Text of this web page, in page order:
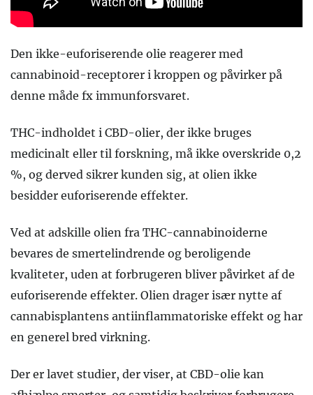
Den ikke-euforiserende olie reagerer med
cannabinoid-receptorer i kroppen og påvirker på
denne måde fx immunforsvaret.
THC-indholdet i CBD-olier, der ikke bruges
medicinalt eller til forskning, må ikke overskride 0,2
%, og derved sikrer kunden sig, at olien ikke
besidder euforiserende effekter.
Ved at adskille olien fra THC-cannabinoiderne
bevares de smertelindrende og beroligende
kvaliteter, uden at forbrugeren bliver påvirket af de
euforiserende effekter. Olien drager især nytte af
cannabisplantens antiinflammatoriske effekt og har
en generel bred virkning.
Der er lavet studier, der viser, at CBD-olie kan